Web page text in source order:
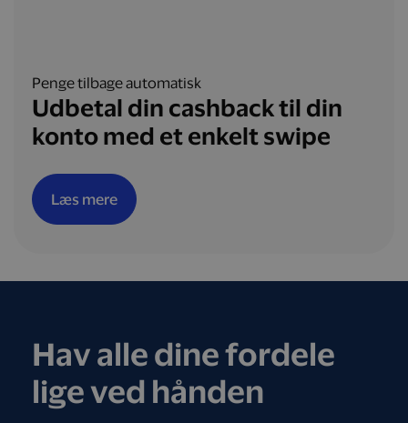
Penge tilbage automatisk
Udbetal din cashback til din
konto med et enkelt swipe
Læs mere
Hav alle dine fordele
lige ved hånden